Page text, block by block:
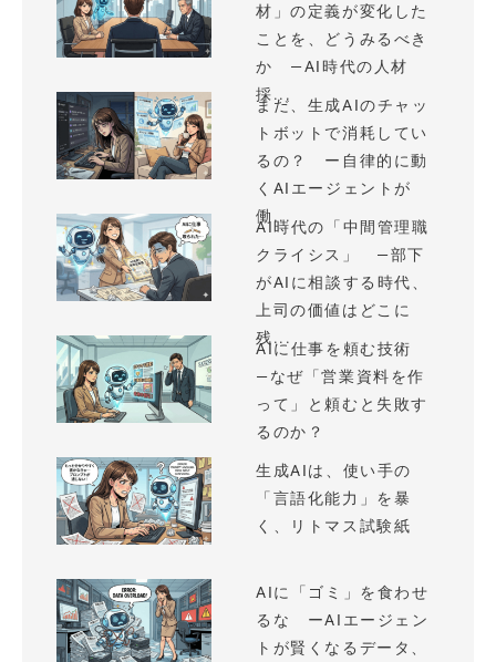
材」の定義が変化した
ことを、どうみるべき
か —AI時代の人材
採...
まだ、生成AIのチャッ
トボットで消耗してい
るの？ ー自律的に動
くAIエージェントが
働...
AI時代の「中間管理職
クライシス」 —部下
がAIに相談する時代、
上司の価値はどこに
残...
AIに仕事を頼む技術
—なぜ「営業資料を作
って」と頼むと失敗す
るのか？
生成AIは、使い手の
「言語化能力」を暴
く、リトマス試験紙
AIに「ゴミ」を食わせ
るな ーAIエージェン
トが賢くなるデータ、